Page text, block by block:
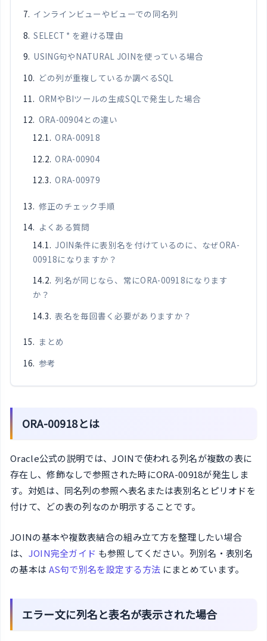
インラインビューやビューでの同名列
SELECT * を避ける理由
USING句やNATURAL JOINを使っている場合
どの列が重複しているか調べるSQL
ORMやBIツールの生成SQLで発生した場合
ORA-00904との違い
ORA-00918
ORA-00904
ORA-00979
修正のチェック手順
よくある質問
JOIN条件に表別名を付けているのに、なぜORA-
00918になりますか？
列名が同じなら、常にORA-00918になります
か？
表名を毎回書く必要がありますか？
まとめ
参考
ORA-00918とは
Oracle公式の説明では、JOINで使われる列名が複数の表に
存在し、修飾なしで参照された時にORA-00918が発生しま
す。対処は、同名列の参照へ表名または表別名とピリオドを
付けて、どの表の列なのか明示することです。
JOINの基本や複数表結合の組み立て方を整理したい場合
は、 JOIN完全ガイド も参照してください。列別名・表別名
の基本は AS句で別名を設定する方法 にまとめています。
エラー文に列名と表名が表示された場合